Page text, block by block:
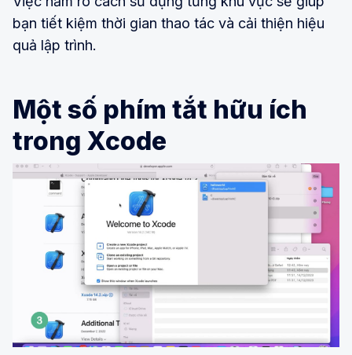
bạn tiết kiệm thời gian thao tác và cải thiện hiệu
quả lập trình.
Một số phím tắt hữu ích
trong Xcode